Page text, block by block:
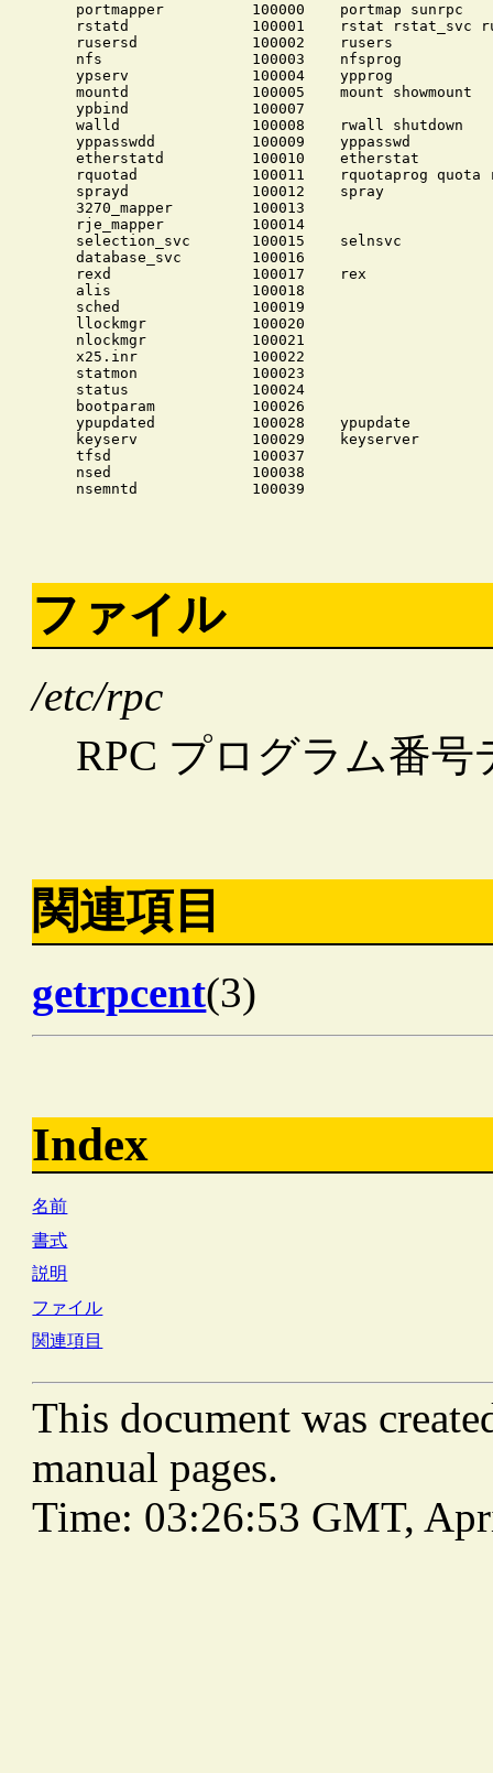
portmapper          100000    portmap sunrpc
rstatd              100001    rstat rstat_svc
rusersd             100002    rusers
nfs                 100003    nfsprog
ypserv              100004    ypprog
mountd              100005    mount showmount
ypbind              100007
walld               100008    rwall shutdown
yppasswdd           100009    yppasswd
etherstatd          100010    etherstat
rquotad             100011    rquotaprog quota
sprayd              100012    spray
3270_mapper         100013
rje_mapper          100014
selection_svc       100015    selnsvc
database_svc        100016
rexd                100017    rex
alis                100018
sched               100019
llockmgr            100020
nlockmgr            100021
x25.inr             100022
statmon             100023
status              100024
bootparam           100026
ypupdated           100028    ypupdate
keyserv             100029    keyserver
tfsd                100037
nsed                100038
ファイル
/etc/rpc
RPC プログラム番
関連項目
getrpcent(3)
Index
名前
書式
説明
ファイル
関連項目
This document was
manual pages.
Time: 03:26:53 GMT,